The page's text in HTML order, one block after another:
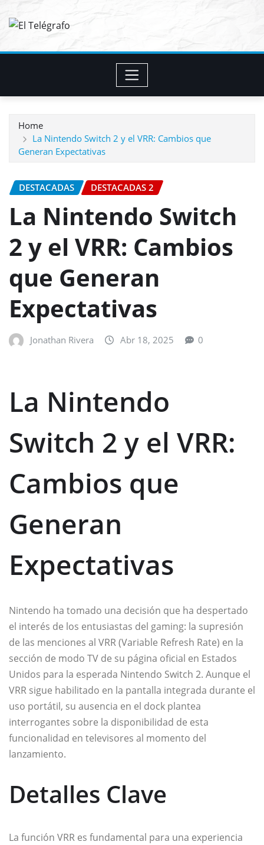
Home
La Nintendo Switch 2 y el VRR: Cambios que
Generan Expectativas
DESTACADAS DESTACADAS 2
La Nintendo Switch
2 y el VRR: Cambios
que Generan
Expectativas
Jonathan Rivera Abr 18, 2025 0
La Nintendo
Switch 2 y el VRR:
Cambios que
Generan
Expectativas
Nintendo ha tomado una decisión que ha despertado
el interés de los entusiastas del gaming: la supresión
de las menciones al VRR (Variable Refresh Rate) en la
sección de modo TV de su página oficial en Estados
Unidos para la esperada Nintendo Switch 2. Aunque el
VRR sigue habilitado en la pantalla integrada durante el
uso portátil, su ausencia en el dock plantea
interrogantes sobre la disponibilidad de esta
funcionalidad en televisores al momento del
lanzamiento.
Detalles Clave
La función VRR es fundamental para una experiencia